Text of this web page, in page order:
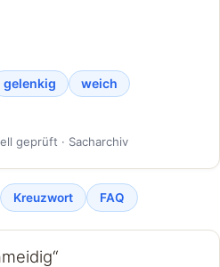
gelenkig
weich
geprüft · Sacharchiv
Kreuzwort FAQ